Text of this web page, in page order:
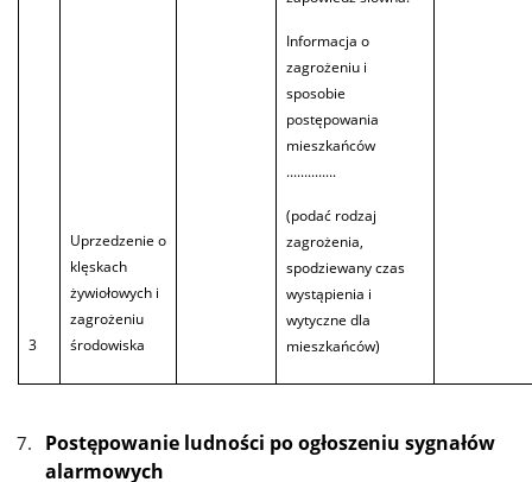
3
Uprzedzenie o
klęskach
żywiołowych i
zagrożeniu
środowiska
Informacja o
zagrożeniu i
sposobie
postępowania
mieszkańców
..............
(podać rodzaj
zagrożenia,
spodziewany czas
wystąpienia i
wytyczne dla
mieszkańców)
Postępowanie ludności po ogłoszeniu sygnałów
alarmowych